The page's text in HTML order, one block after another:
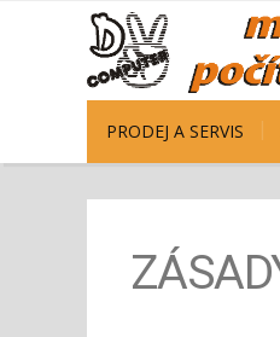
PRODEJ A SERVIS